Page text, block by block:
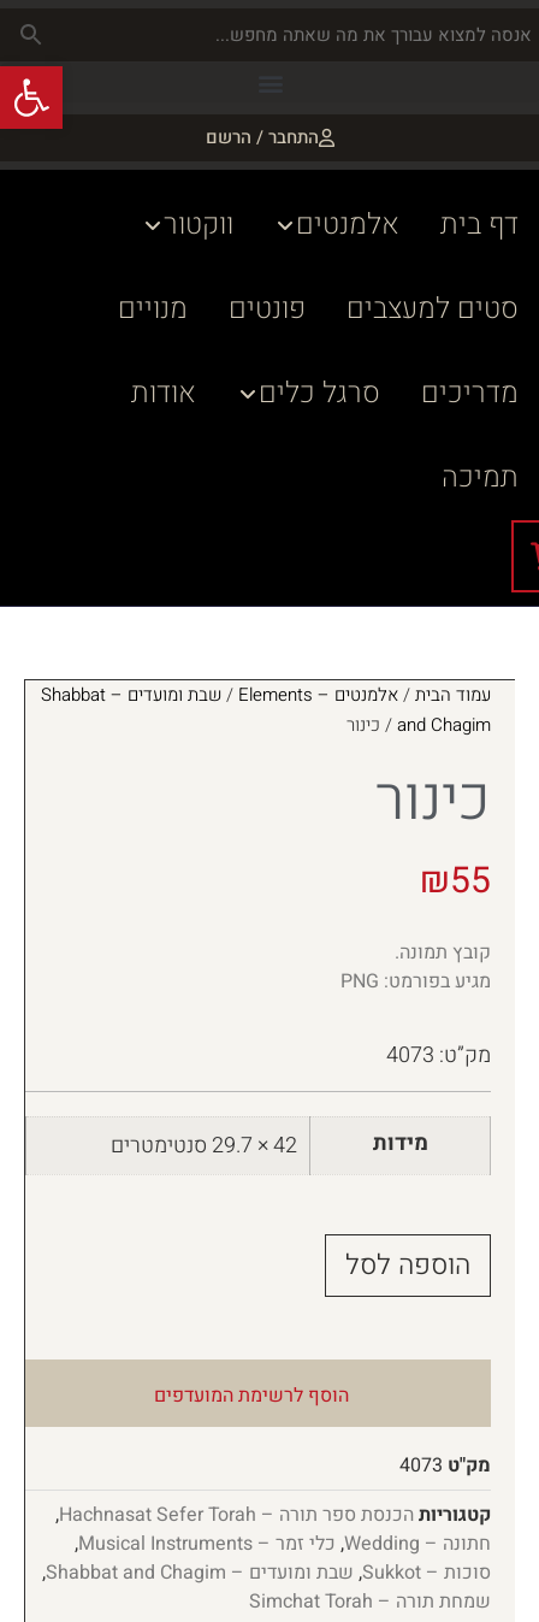
התחבר / הרשם
דף בית אלמנטים
ווקטור
סטים למעצבים
פונטים
מנויים
מדריכים
סרגל כלים
אודות
תמיכה
עמוד הבית/אלמנטים – Elements /
שבת ומועדים – Shabbat
and Chagim/ כינור
כינור
₪55
קובץ תמונה.
מגיע בפורמט: PNG
מק”ט: 4073
מידות 42 × 29.7 סנטימטרים
הוספה לסל
הוסף לרשימת המועדפים
מק"ט 4073
קטגוריותהכנסת ספר תורה – Hachnasat Sefer Torah
,
חתונה – Wedding
, כלי זמר – Musical Instruments
,
סוכות – Sukkot
, שבת ומועדים – Shabbat and Chagim
,
שמחת תורה – Simchat Torah